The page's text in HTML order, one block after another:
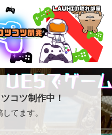
コツ制作中！
てます。